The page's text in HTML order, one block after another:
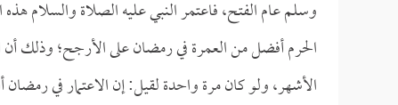
وسلم عام الفتح، فاعتمر النبي عليه الصلاة والسلام
الحرم أفضل من العمرة في رمضان على الأرجح؛ وذلك أن
الأشهر، ولو كان مرة واحدة لقيل: إن الاعتمار في